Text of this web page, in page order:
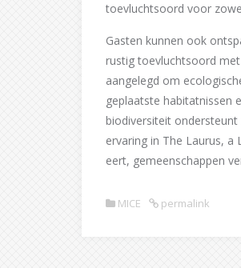
toevluchtsoord voor
Gasten kunnen ook
rustig toevluchtsoord
aangelegd om
geplaatste habitatnissen
biodiversiteit
ervaring in The Laurus,
eert, gemeenschappen
MICE permalink